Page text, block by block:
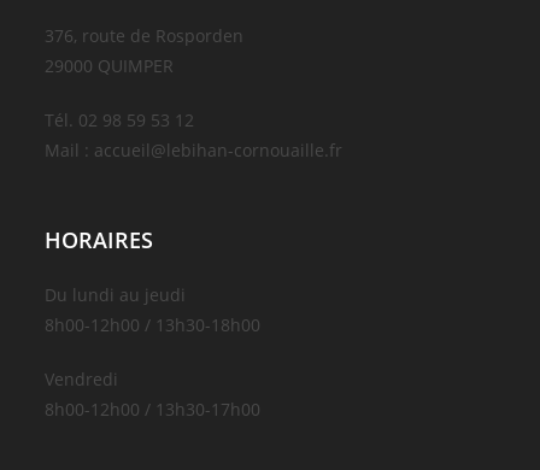
376, route de Rosporden
29000 QUIMPER
Tél. 02 98 59 53 12
Mail : accueil@lebihan-cornouaille.fr
HORAIRES
Du lundi au jeudi
8h00-12h00 / 13h30-18h00
Vendredi
8h00-12h00 / 13h30-17h00